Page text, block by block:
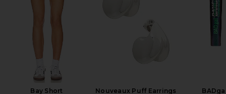
Bay Short
Nouveaux Puff Earrings